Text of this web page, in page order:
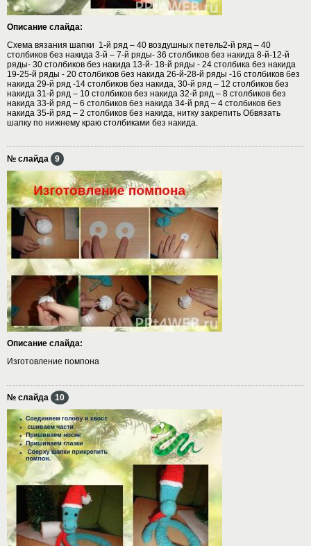
Описание слайда:
Схема вязания шапки 1-й ряд – 40 воздушных петель2-й ряд – 40
столбиков без накида 3-й – 7-й ряды- 36 столбиков без накида 8-й-12-й
ряды- 30 столбиков без накида 13-й- 18-й ряды - 24 столбика без накида
19-25-й ряды - 20 столбиков без накида 26-й-28-й ряды -16 столбиков без
накида 29-й ряд -14 столбиков без накида, 30-й ряд – 12 столбиков без
накида 31-й ряд – 10 столбиков без накида 32-й ряд – 8 столбиков без
накида 33-й ряд – 6 столбиков без накида 34-й ряд – 4 столбиков без
накида 35-й ряд – 2 столбиков без накида, нитку закрепить Обвязать
шапку по нижнему краю столбиками без накида.
№ слайда 9
Описание слайда:
Изготовление помпона
№ слайда 10